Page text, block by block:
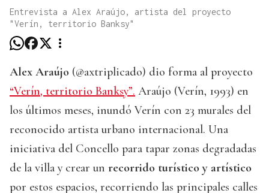
Entrevista a Alex Araújo, artista del proyecto
"Verín, territorio Banksy"
Alex Araújo (@axtriplicado) dio forma al proyecto
“Verín, territorio Banksy”. Araújo (Verín, 1993) en
los últimos meses, inundó Verín con 23 murales del
reconocido artista urbano internacional. Una
iniciativa del Concello para tapar zonas degradadas
de la villa y crear un recorrido turístico y artístico
por estos espacios, recorriendo las principales calles